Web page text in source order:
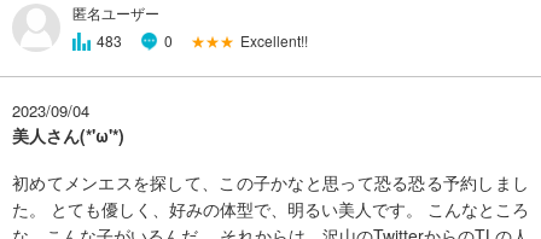
匿名ユーザー
483
0 ★★★ Excellent!!
2023/09/04
美人さん(*'ω'*)
初めてメンエスを探して、この子かなと思って恐る恐る予約しまし
た。 とても優しく、好みの体型で、明るい美人です。 こんなところ